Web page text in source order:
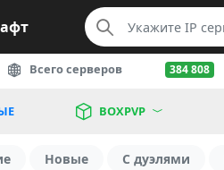
Всего серверов 384 808
BOXPVP
Новые С дуэлями